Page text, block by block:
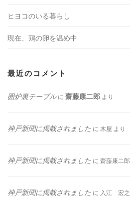
ヒヨコのいる暮らし
現在、鶏の卵を温め中
最近のコメント
囲炉裏テーブルに 齋藤康二郎 より
神戸新聞に掲載されました に 木屋 より
神戸新聞に掲載されました に 齋藤康二郎
神戸新聞に掲載されました に 入江 宏之